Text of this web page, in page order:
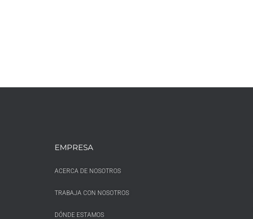
EMPRESA
ACERCA DE NOSOTROS
TRABAJA CON NOSOTROS
DÓNDE ESTAMOS